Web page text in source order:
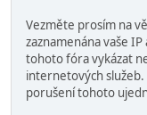
Vezměte prosím na
zaznamenána vaše
tohoto fóra vykázat
internetových
porušení tohoto